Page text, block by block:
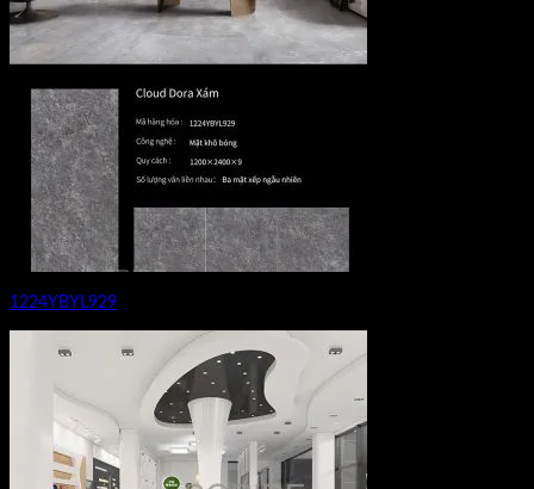
1224YBYL929